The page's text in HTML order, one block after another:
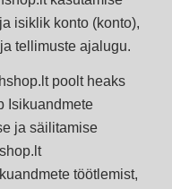
isiklik konto (konto),
tellimuste ajalugu.
poolt heaks
Isikuandmete
ja säilitamise
töötlemist,